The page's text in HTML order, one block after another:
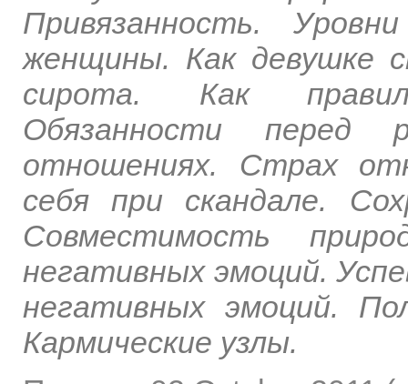
Привязанность.
женщины. Как девушке
сирота. Как
Обязанности перед
отношениях. Страх
себя при скандале.
Совместимость
негативных эмоций.
негативных эмоций.
Кармические узлы.